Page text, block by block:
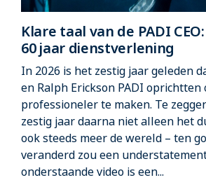
Klare taal van de PADI
60 jaar dienstverlening
In 2026 is het zestig jaar geleden
en Ralph Erickson PADI
professioneler te maken. Te
zestig jaar daarna niet alleen het
ook steeds meer de wereld – ten
veranderd zou een
onderstaande video is een...